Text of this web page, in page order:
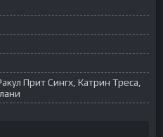
Прит Сингх, Катрин Треса,